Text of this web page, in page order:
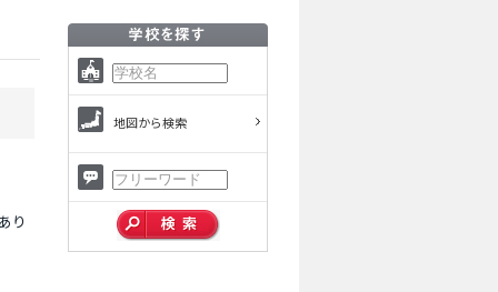
り
地図から検索